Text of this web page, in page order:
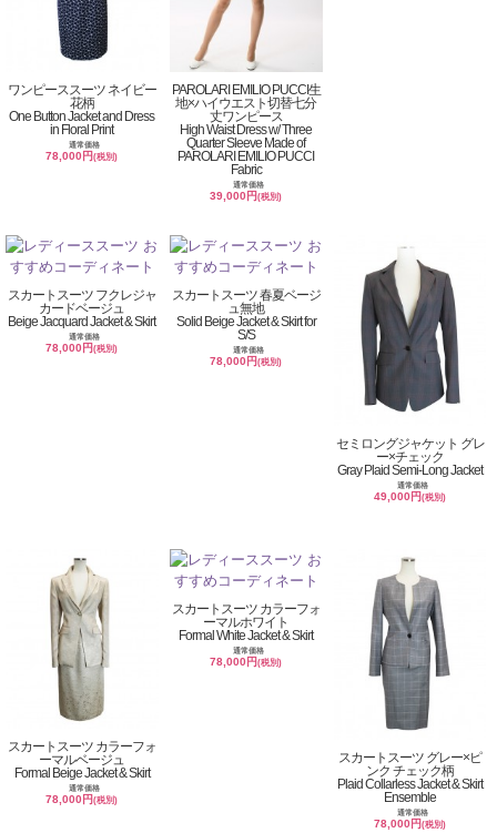
ワンピーススーツ ネイビー
花柄
One Button Jacket and Dress
in Floral Print
通常価格
78,000円(税別)
PAROLARI EMILIO PUCCI生
地×ハイウエスト切替七分
丈ワンピース
High Waist Dress w/ Three
Quarter Sleeve Made of
PAROLARI EMILIO PUCCI
Fabric
通常価格
39,000円(税別)
スカートスーツ フクレジャ
カードベージュ
Beige Jacquard Jacket & Skirt
通常価格
78,000円(税別)
スカートスーツ 春夏ベージ
ュ無地
Solid Beige Jacket & Skirt for
S/S
通常価格
78,000円(税別)
セミロングジャケット グレ
ー×チェック
Gray Plaid Semi-Long Jacket
通常価格
49,000円(税別)
スカートスーツ カラーフォ
ーマルベージュ
Formal Beige Jacket & Skirt
通常価格
78,000円(税別)
スカートスーツ カラーフォ
ーマルホワイト
Formal White Jacket & Skirt
通常価格
78,000円(税別)
スカートスーツ グレー×ピ
ンク チェック柄
Plaid Collarless Jacket & Skirt
Ensemble
通常価格
78,000円(税別)